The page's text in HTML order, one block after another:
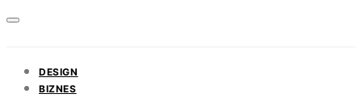
DESIGN
BIZNES